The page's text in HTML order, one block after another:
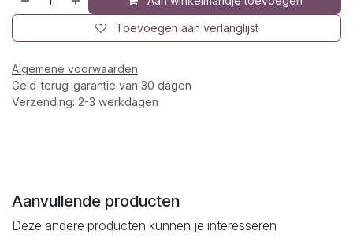
Toevoegen aan verlanglijst
Algemene voorwaarden
Geld-terug-garantie van 30 dagen
Verzending: 2-3 werkdagen
Aanvullende producten
Deze andere producten kunnen je interesseren